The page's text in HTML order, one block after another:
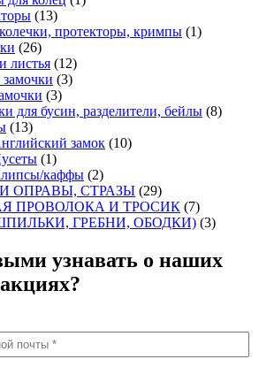
(13)
протекторы, кримпы (1)
(26)
листья (12)
(3)
(3)
для бусин, разделители, бейлы (8)
(13)
замок (10)
(1)
каффы (2)
ОПРАВЫ, СТРАЗЫ (29)
ПРОВОЛОКА И ТРОСИК (7)
ГРЕБНИ, ОБОДКИ) (3)
узнавать о наших